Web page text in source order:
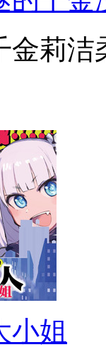
金莉洁
小姐